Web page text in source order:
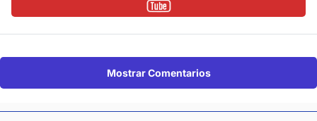
Mostrar Comentarios